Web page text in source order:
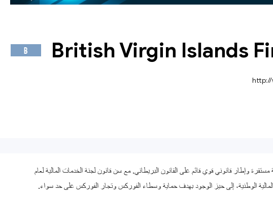
British Virgin Islands
B
http://
وإطار قانوني قوي قائم على القانون البريطاني. مع سن قانون لجنة الخدمات المالية لعام